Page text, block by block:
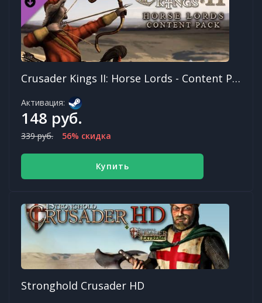
Crusader Kings II: Horse Lords - Content Pack
Активация:
148 руб.
339 руб. 56% скидка
Купить
Stronghold Crusader HD